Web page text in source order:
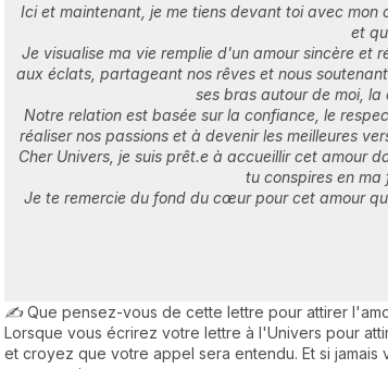
Ici et maintenant, je me tiens devant toi avec
et
Je visualise ma vie remplie d'un amour sincère et
aux éclats, partageant nos rêves et nous
ses bras autour de moi, la
Notre relation est basée sur la confiance, le
réaliser nos passions et à devenir les meilleures
Cher Univers, je suis prêt.e à accueillir cet amour
tu conspires en
Je te remercie du fond du cœur pour cet amour
✍️Que pensez-vous de cette lettre pour attirer
Lorsque vous écrirez votre lettre à l'Univers pour
et croyez que votre appel sera entendu. Et si